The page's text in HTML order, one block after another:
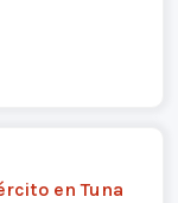
en Tuna